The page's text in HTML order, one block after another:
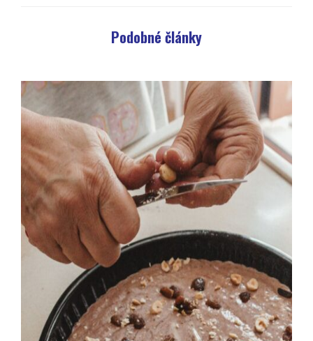
Podobné články